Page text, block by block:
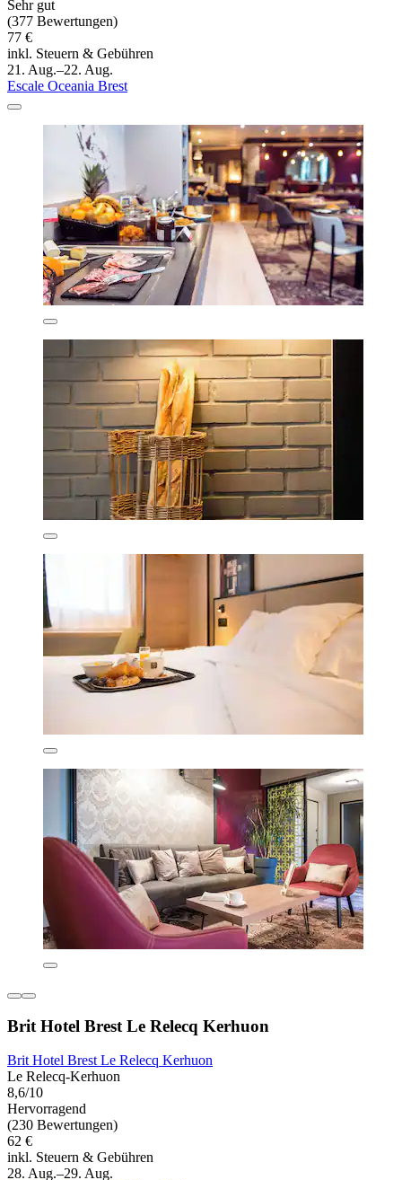
Sehr gut
(377 Bewertungen)
77 €
inkl. Steuern & Gebühren
21. Aug.–22. Aug.
Escale Oceania Brest
Brit Hotel Brest Le Relecq Kerhuon
Brit Hotel Brest Le Relecq Kerhuon
Le Relecq-Kerhuon
8,6/10
Hervorragend
(230 Bewertungen)
62 €
inkl. Steuern & Gebühren
28. Aug.–29. Aug.